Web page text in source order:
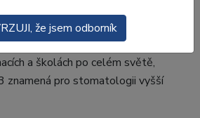
minimální dokončování
že jej používají desítky tisíc
a školách po celém světě,
znamená pro stomatologii vyšší
že jsem odborník